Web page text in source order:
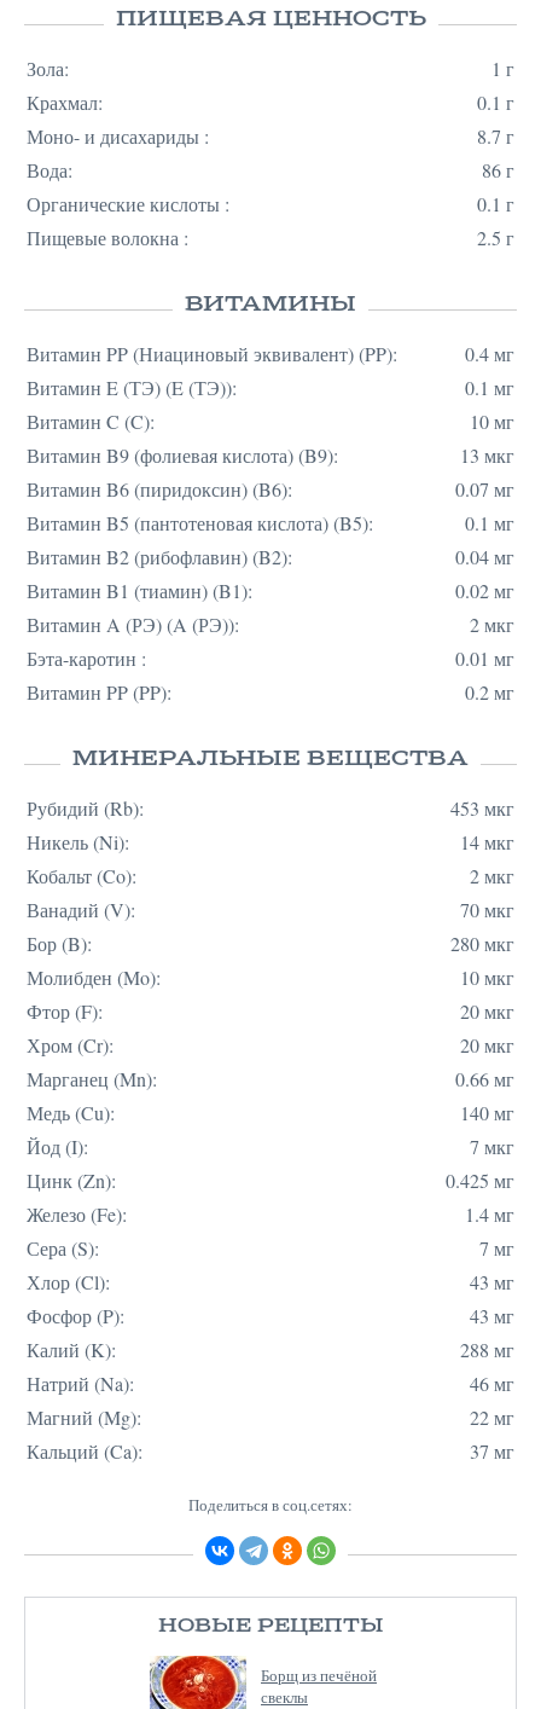
НОВЫЕ РЕЦЕПТЫ
Борщ из печёной
свеклы
ПИЩЕВАЯ ЦЕННОСТЬ
Зола:
1 г
Крахмал:
0.1 г
Моно- и дисахариды :
8.7 г
Вода:
86 г
Органические кислоты :
0.1 г
Пищевые волокна :
2.5 г
ВИТАМИНЫ
Витамин PP (Ниациновый эквивалент) (PP):
0.4 мг
Витамин E (ТЭ) (E (ТЭ)):
0.1 мг
Витамин C (C):
10 мг
Витамин B9 (фолиевая кислота) (B9):
13 мкг
Витамин B6 (пиридоксин) (B6):
0.07 мг
Витамин B5 (пантотеновая кислота) (B5):
0.1 мг
Витамин B2 (рибофлавин) (B2):
0.04 мг
Витамин B1 (тиамин) (B1):
0.02 мг
Витамин A (РЭ) (A (РЭ)):
2 мкг
Бэта-каротин :
0.01 мг
Витамин PP (PP):
0.2 мг
МИНЕРАЛЬНЫЕ ВЕЩЕСТВА
Рубидий (Rb):
453 мкг
Никель (Ni):
14 мкг
Кобальт (Co):
2 мкг
Ванадий (V):
70 мкг
Бор (B):
280 мкг
Молибден (Mo):
10 мкг
Фтор (F):
20 мкг
Хром (Cr):
20 мкг
Марганец (Mn):
0.66 мг
Медь (Cu):
140 мг
Йод (I):
7 мкг
Цинк (Zn):
0.425 мг
Железо (Fe):
1.4 мг
Сера (S):
7 мг
Хлор (Cl):
43 мг
Фосфор (P):
43 мг
Калий (K):
288 мг
Натрий (Na):
46 мг
Магний (Mg):
22 мг
Кальций (Ca):
37 мг
Поделиться в соц.сетях: